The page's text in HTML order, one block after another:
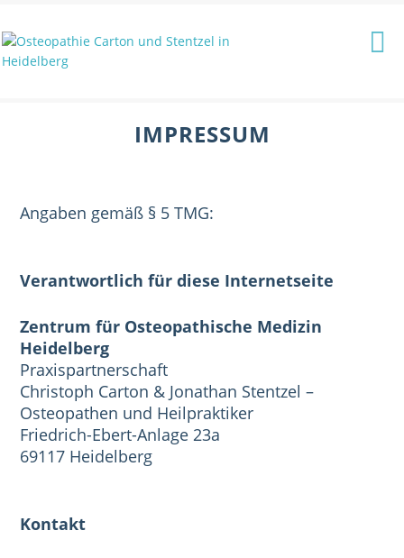
IMPRESSUM
Angaben gemäß § 5 TMG:
Verantwortlich für diese Internetseite
Zentrum für Osteopathische Medizin
Heidelberg
Praxispartnerschaft
Christoph Carton & Jonathan Stentzel –
Osteopathen und Heilpraktiker
Friedrich-Ebert-Anlage 23a
69117 Heidelberg
Kontakt